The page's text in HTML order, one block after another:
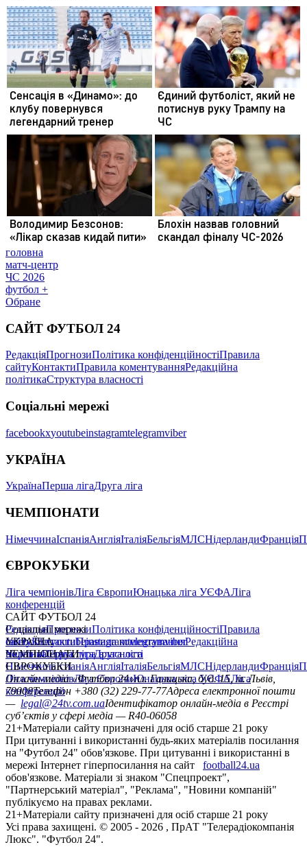
головна
матч-центр
ЧС 2026
футбол +
Обране
САЙТ ФУТБОЛ 24
РедакціяПрогнозиПолітика конфіденційностіПравила
сайтуКонтактиПравила коментуванняРедакційна
політикаСтруктура власності
Соціальні мережі
facebookxyoutubeinstagramtelegramviber
УКРАЇНА
УкраїнаПерша лігаДруга ліга
ЧЕМПІОНАТИ
НімеччинаІспаніяАнгліяІталіяБельгіяМЛСНідерландиФранція
ЄВРОКУБКИ
Ліга чемпіонівЛіга ЄвропиЮнацька ліга УЄФАЛіга
конференцій
САЙТ ФУТБОЛ 24
РедакціяПрогнозиПолітика конфіденційностіПравила
сайтуКонтактиПравила коментуванняРедакційна
політикаСтруктура власності
Соціальні мережі
facebookxyoutubeinstagramtelegramviber
УКРАЇНА
УкраїнаПерша лігаДруга ліга
ЧЕМПІОНАТИ
НімеччинаІспаніяАнгліяІталіяБельгіяМЛСНідерландиФранція
ЄВРОКУБКИ
Ліга чемпіонівЛіга ЄвропиЮнацька ліга УЄФАЛіга
конференцій
Онлайн-медіа «Футбол 24»пл. Галицька, буд. 15, м. Львів,
79008Телефон +380 (32) 229-77-77Адреса електронної пошти
— legal@24tv.com.uaІдентифікатор онлайн-медіа в Реєстрі
суб’єктів у сфері медіа — R40-06058
21+Матеріали сайту призначені для осіб старше 21 року
При цитуванні і використанні будь-яких матеріалів посилання
на "Футбол 24" обов'язкове. При цитуванні і використанні в
мережі Інтернет гіперпосилання на сайт
football24.ua
обов'язкове. Матеріали зі знаком "Спецпроект",
"Партнерський матеріал", "Реклама", "Новини компаній"
публікуємо на правах реклами.
21+Матеріали сайту призначені для осіб старше 21 року
Усi права захищенi. © 2005 - 2026 , ПрАТ "Телерадіокомпанія
Люкс". "Футбол 24".